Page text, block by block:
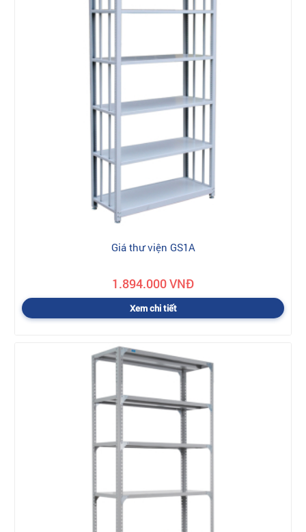
Giá thư viện GS1A
1.894.000 VNĐ
Xem chi tiết